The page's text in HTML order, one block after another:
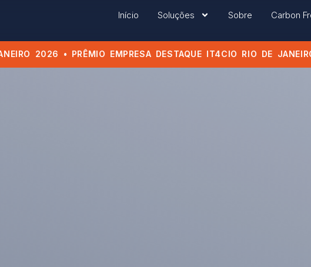
Início Soluções Sobre Carbon
2026 • PRÊMIO EMPRESA DESTAQUE IT4CIO RIO DE